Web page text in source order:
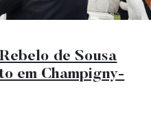
de Sousa
em Champigny-